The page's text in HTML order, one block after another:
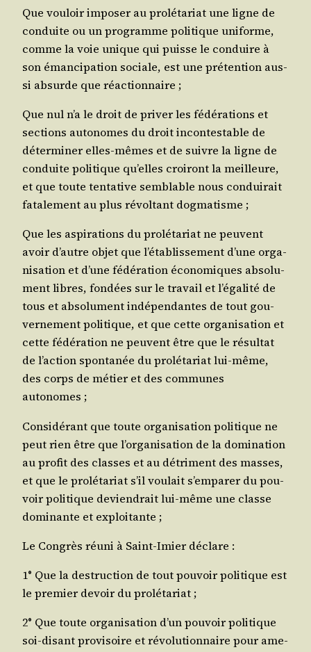
Que vou­loir impo­ser au pro­lé­ta­riat une ligne de
conduite ou un pro­gramme poli­tique uni­forme,
comme la voie unique qui puisse le conduire à
son éman­ci­pa­tion sociale, est une pré­ten­tion aus­
si absurde que réactionnaire ;
Que nul n’a le droit de pri­ver les fédé­ra­tions et
sec­tions auto­nomes du droit incon­tes­table de
déter­mi­ner elles-mêmes et de suivre la ligne de
conduite poli­tique qu’elles croi­ront la meilleure,
et que toute ten­ta­tive sem­blable nous condui­rait
fata­le­ment au plus révol­tant dogmatisme ;
Que les aspi­ra­tions du pro­lé­ta­riat ne peuvent
avoir d’autre objet que l’établissement d’une orga­
ni­sa­tion et d’une fédé­ra­tion éco­no­miques abso­lu­
ment libres, fon­dées sur le tra­vail et l’égalité de
tous et abso­lu­ment indé­pen­dantes de tout gou­
ver­ne­ment poli­tique, et que cette orga­ni­sa­tion et
cette fédé­ra­tion ne peuvent être que le résul­tat
de l’action spon­ta­née du pro­lé­ta­riat lui-même,
des corps de métier et des com­munes
autonomes ;
Consi­dé­rant que toute orga­ni­sa­tion poli­tique ne
peut rien être que l’organisation de la domi­na­tion
au pro­fit des classes et au détri­ment des masses,
et que le pro­lé­ta­riat s’il vou­lait s’emparer du pou­
voir poli­tique devien­drait lui-même une classe
domi­nante et exploitante ;
Le Congrès réuni à Saint-Imier déclare :
1° Que la des­truc­tion de tout pou­voir poli­tique est
le pre­mier devoir du prolétariat ;
2° Que toute orga­ni­sa­tion d’un pou­voir poli­tique
soi-disant pro­vi­soire et révo­lu­tion­naire pour ame­